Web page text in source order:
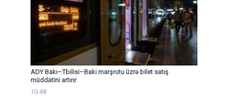
ADY Bakı–Tbilisi–Bakı marşrutu üzrə bilet satış
müddətini artırır
10:48